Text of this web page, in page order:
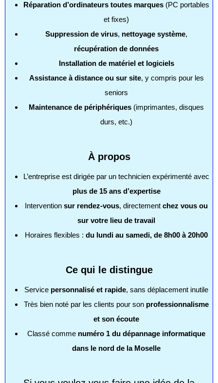
Réparation d’ordinateurs toutes marques (PC portables
et fixes)
Suppression de virus, nettoyage système,
récupération de données
Installation de matériel et logiciels
Assistance à distance ou sur site, y compris pour les
seniors
Maintenance de périphériques (imprimantes, disques
durs, etc.)
À propos
L’entreprise est dirigée par un technicien expérimenté avec
plus de 15 ans d’expertise
Intervention sur rendez-vous, directement chez vous ou
sur votre lieu de travail
Horaires flexibles : du lundi au samedi, de 8h00 à 20h00
Ce qui le distingue
Service personnalisé et rapide, sans déplacement inutile
Très bien noté par les clients pour son professionnalisme
et son écoute
Classé comme numéro 1 du dépannage informatique
dans le nord de la Moselle